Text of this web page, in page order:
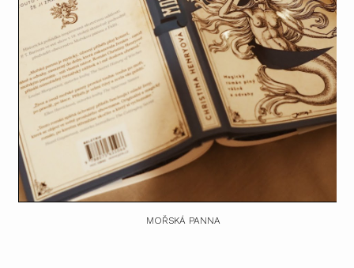
MOŘSKÁ PANNA